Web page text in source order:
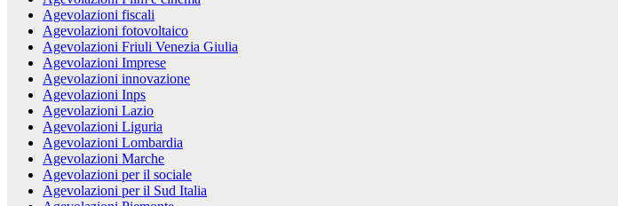
Agevolazioni fiscali
Agevolazioni fotovoltaico
Agevolazioni Friuli Venezia Giulia
Agevolazioni Imprese
Agevolazioni innovazione
Agevolazioni Inps
Agevolazioni Lazio
Agevolazioni Liguria
Agevolazioni Lombardia
Agevolazioni Marche
Agevolazioni per il sociale
Agevolazioni per il Sud Italia